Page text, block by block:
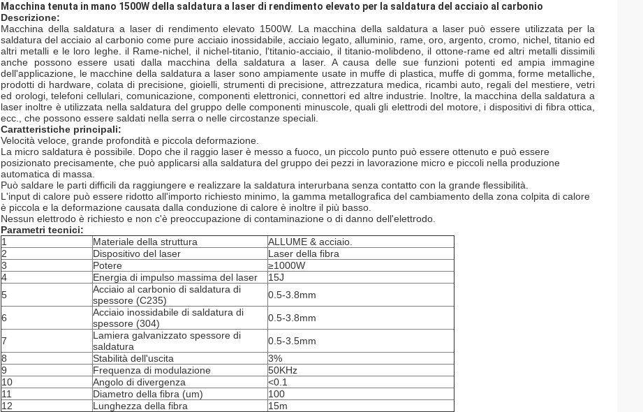
Macchina tenuta in mano 1500W della saldatura a laser di rendimento elevato per la saldatura del acciaio al carbonio
Descrizione:
Macchina della saldatura a laser di rendimento elevato 1500W. La macchina della saldatura a laser può essere utilizzata per la
saldatura del acciaio al carbonio come pure acciaio inossidabile, acciaio legato, alluminio, rame, oro, argento, cromo, nichel, titanio ed
altri metalli e le loro leghe. il Rame-nichel, il nichel-titanio, l'titanio-acciaio, il titanio-molibdeno, il ottone-rame ed altri metalli dissimili
anche possono essere usati dalla macchina della saldatura a laser. A causa delle sue funzioni potenti ed ampia immagine
dell'applicazione, le macchine della saldatura a laser sono ampiamente usate in muffe di plastica, muffe di gomma, forme metalliche,
prodotti di hardware, colata di precisione, gioielli, strumenti di precisione, attrezzatura medica, ricambi auto, regali del mestiere, vetri
ed orologi, telefoni cellulari, comunicazione, componenti elettronici, connettori ed altre industrie. Inoltre, la macchina della saldatura a
laser inoltre è utilizzata nella saldatura del gruppo delle componenti minuscole, quali gli elettrodi del motore, i dispositivi di fibra ottica,
ecc., che possono essere saldati nella serra o nelle circostanze speciali.
Caratteristiche principali:
Velocità veloce, grande profondità e piccola deformazione.
La micro saldatura è possibile. Dopo che il raggio laser è messo a fuoco, un piccolo punto può essere ottenuto e può essere
posizionato precisamente, che può applicarsi alla saldatura del gruppo dei pezzi in lavorazione micro e piccoli nella produzione
automatica di massa.
Può saldare le parti difficili da raggiungere e realizzare la saldatura interurbana senza contatto con la grande flessibilità.
L'input di calore può essere ridotto all'importo richiesto minimo, la gamma metallografica del cambiamento della zona colpita di calore
è piccola e la deformazione causata dalla conduzione di calore è inoltre il più basso.
Nessun elettrodo è richiesto e non c'è preoccupazione di contaminazione o di danno dell'elettrodo.
Parametri tecnici:
1
Materiale della struttura
ALLUME & acciaio.
2
Dispositivo del laser
Laser della fibra
3
Potere
≥1000W
4
Energia di impulso massima del laser
15J
5
Acciaio al carbonio di saldatura di
spessore (C235)
0.5-3.8mm
6
Acciaio inossidabile di saldatura di
spessore (304)
0.5-3.8mm
7
Lamiera galvanizzato spessore di
saldatura
0.5-3.5mm
8
Stabilità dell'uscita
3%
9
Frequenza di modulazione
50KHz
10
Angolo di divergenza
<0.1
11
Diametro della fibra (um)
100
12
Lunghezza della fibra 15m